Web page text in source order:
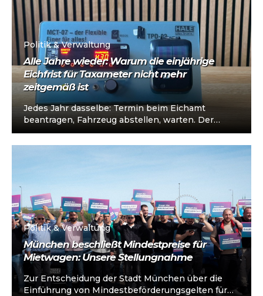
Politik & Verwaltung
Alle Jahre wieder: Warum die einjährige
Eichfrist für Taxameter nicht mehr
zeitgemäß ist
Jedes Jahr dasselbe: Termin beim Eichamt
beantragen, Fahrzeug abstellen, warten. Der
Taxameter wird geprüft, für gut befunden — und
in...
Politik & Verwaltung
München beschließt Mindestpreise für
Mietwagen: Unsere Stellungnahme
Zur Entscheidung der Stadt München über die
Einführung von Mindestbeförderungsgelten für